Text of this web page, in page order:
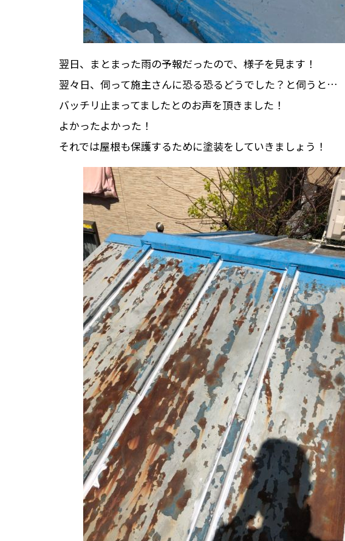
翌日、まとまった雨の予報だったので、様子を見ます！
翌々日、伺って施主さんに恐る恐るどうでした？と伺うと…
バッチリ止まってましたとのお声を頂きました！
よかったよかった！
それでは屋根も保護するために塗装をしていきましょう！